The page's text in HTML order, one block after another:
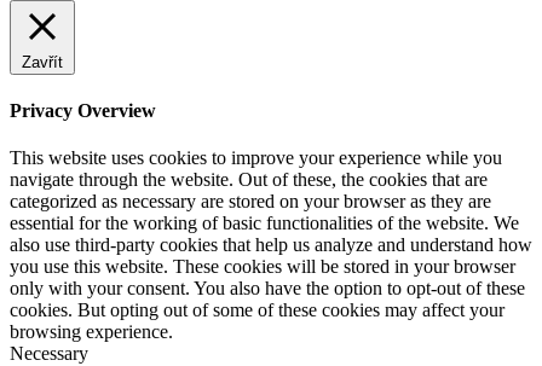
Zavřít
Privacy Overview
This website uses cookies to improve your experience while you
navigate through the website. Out of these, the cookies that are
categorized as necessary are stored on your browser as they are
essential for the working of basic functionalities of the website. We
also use third-party cookies that help us analyze and understand how
you use this website. These cookies will be stored in your browser
only with your consent. You also have the option to opt-out of these
cookies. But opting out of some of these cookies may affect your
browsing experience.
Necessary